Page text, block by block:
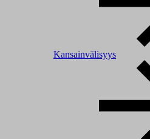
Kansainvälisyys